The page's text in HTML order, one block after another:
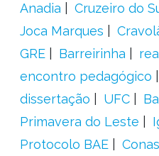
Anadia
Cruzeiro do
Joca Marques
GRE
Barreirinha
encontro pedagógico
dissertação
UFC
Primavera do Leste
Protocolo BAE